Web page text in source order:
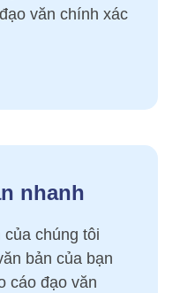
văn chính xác
nhanh
của chúng tôi
bản của bạn
cáo đạo văn